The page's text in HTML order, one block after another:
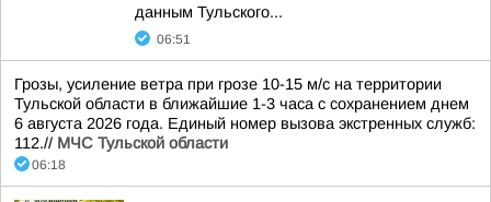
данным Тульского...
06:51
Грозы, усиление ветра при грозе 10-15 м/с на территории
Тульской области в ближайшие 1-3 часа с сохранением днем
6 августа 2026 года. Единый номер вызова экстренных служб:
112.// МЧС Тульской области
06:18